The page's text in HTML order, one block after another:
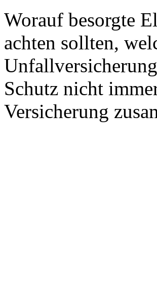
Worauf besorgte
achten sollten,
Schutz nicht
Versicherung